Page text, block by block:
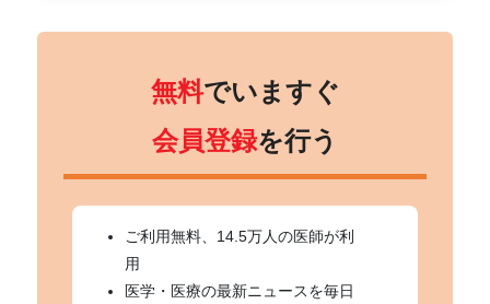
無料でいますぐ
会員登録を行う
ご利用無料、14.5万人の医師が利
用
医学・医療の最新ニュースを毎日